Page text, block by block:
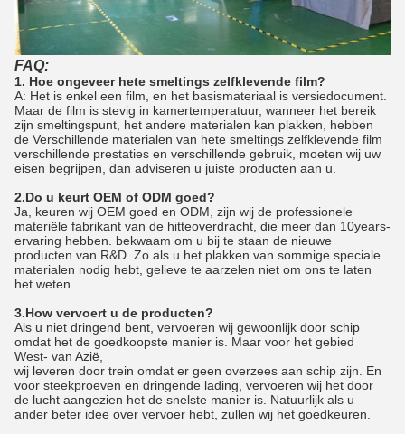
FAQ:
1. Hoe ongeveer hete smeltings zelfklevende film?
A: Het is enkel een film, en het basismateriaal is versiedocument.
Maar de film is stevig in kamertemperatuur, wanneer het bereik
zijn smeltingspunt, het andere materialen kan plakken, hebben
de Verschillende materialen van hete smeltings zelfklevende film
verschillende prestaties en verschillende gebruik, moeten wij uw
eisen begrijpen, dan adviseren u juiste producten aan u.
2.Do u keurt OEM of ODM goed?
Ja, keuren wij OEM goed en ODM, zijn wij de professionele
materiële fabrikant van de hitteoverdracht, die meer dan 10years-
ervaring hebben. bekwaam om u bij te staan de nieuwe
producten van R&D. Zo als u het plakken van sommige speciale
materialen nodig hebt, gelieve te aarzelen niet om ons te laten
het weten.
3.How vervoert u de producten?
Als u niet dringend bent, vervoeren wij gewoonlijk door schip
omdat het de goedkoopste manier is. Maar voor het gebied
West- van Azië,
wij leveren door trein omdat er geen overzees aan schip zijn. En
voor steekproeven en dringende lading, vervoeren wij het door
de lucht aangezien het de snelste manier is. Natuurlijk als u
ander beter idee over vervoer hebt, zullen wij het goedkeuren.